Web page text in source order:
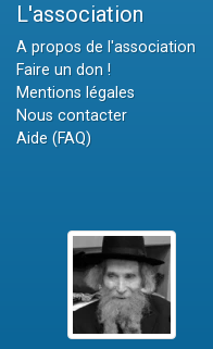
L'association
A propos de l'association
Faire un don !
Mentions légales
Nous contacter
Aide (FAQ)